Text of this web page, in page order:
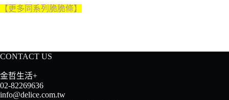
【更多同系列脆脆條】
CONTACT US
金哲生活+
02-82269636
info@delice.com.tw